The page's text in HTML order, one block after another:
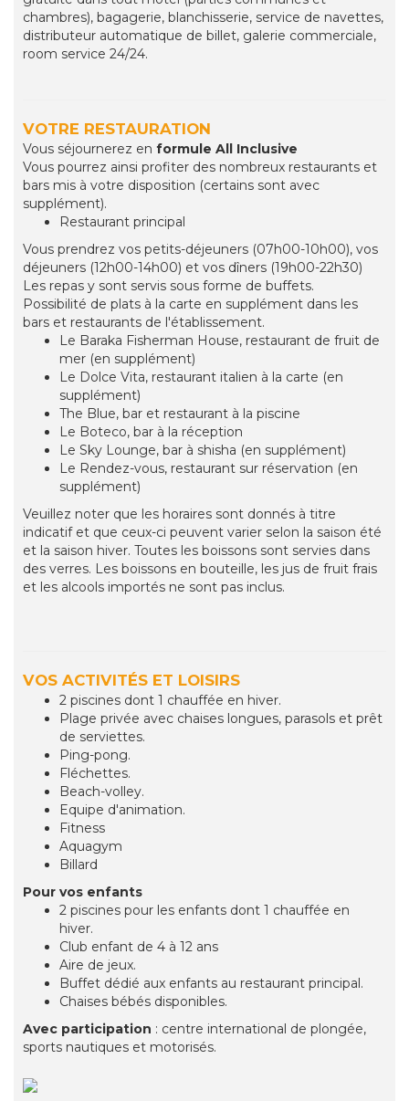
chambres), bagagerie, blanchisserie, service de navettes,
distributeur automatique de billet, galerie commerciale,
room service 24/24.
VOTRE RESTAURATION
Vous séjournerez en formule All Inclusive
Vous pourrez ainsi profiter des nombreux restaurants et
bars mis à votre disposition (certains sont avec
supplément).
Restaurant principal
Vous prendrez vos petits-déjeuners (07h00-10h00), vos
déjeuners (12h00-14h00) et vos dîners (19h00-22h30)
Les repas y sont servis sous forme de buffets.
Possibilité de plats à la carte en supplément dans les
bars et restaurants de l'établissement.
Le Baraka Fisherman House, restaurant de fruit de
mer (en supplément)
Le Dolce Vita, restaurant italien à la carte (en
supplément)
The Blue, bar et restaurant à la piscine
Le Boteco, bar à la réception
Le Sky Lounge, bar à shisha (en supplément)
Le Rendez-vous, restaurant sur réservation (en
supplément)
Veuillez noter que les horaires sont donnés à titre
indicatif et que ceux-ci peuvent varier selon la saison été
et la saison hiver. Toutes les boissons sont servies dans
des verres. Les boissons en bouteille, les jus de fruit frais
et les alcools importés ne sont pas inclus.
VOS ACTIVITÉS ET LOISIRS
2 piscines dont 1 chauffée en hiver.
Plage privée avec chaises longues, parasols et prêt
de serviettes.
Ping-pong.
Fléchettes.
Beach-volley.
Equipe d'animation.
Fitness
Aquagym
Billard
Pour vos enfants
2 piscines pour les enfants dont 1 chauffée en
hiver.
Club enfant de 4 à 12 ans
Aire de jeux.
Buffet dédié aux enfants au restaurant principal.
Chaises bébés disponibles.
Avec participation : centre international de plongée,
sports nautiques et motorisés.